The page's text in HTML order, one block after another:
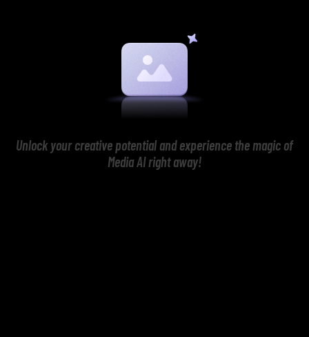
Unlock your creative potential and experience the magic of
Media AI right away!